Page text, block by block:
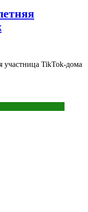
участница TikTok-дома